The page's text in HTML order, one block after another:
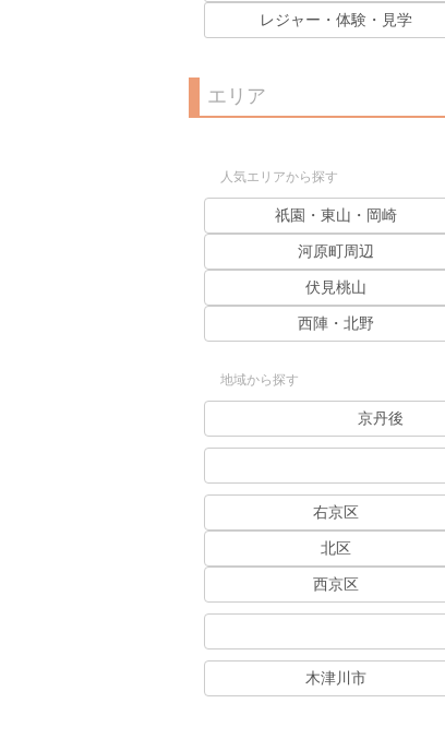
レジャー・体験・見学
エリア
人気エリアから探す
祇園・東山・岡崎
河原町周辺
伏見桃山
西陣・北野
地域から探す
京丹後
右京区
北区
西京区
木津川市